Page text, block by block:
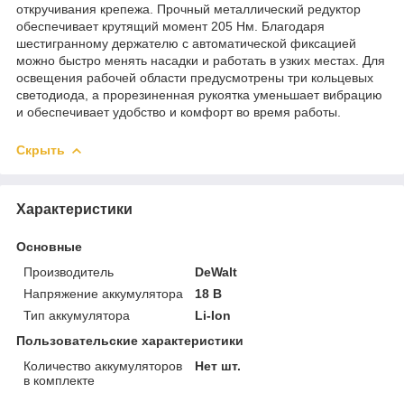
откручивания крепежа. Прочный металлический редуктор
обеспечивает крутящий момент 205 Нм. Благодаря
шестигранному держателю с автоматической фиксацией
можно быстро менять насадки и работать в узких местах. Для
освещения рабочей области предусмотрены три кольцевых
светодиода, а прорезиненная рукоятка уменьшает вибрацию
и обеспечивает удобство и комфорт во время работы.
Скрыть
Характеристики
Основные
Производитель
DeWalt
Напряжение аккумулятора
18 В
Тип аккумулятора
Li-Ion
Пользовательские характеристики
Количество аккумуляторов
в комплекте
Нет шт.